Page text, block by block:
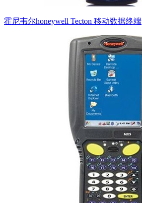
霍尼韦尔honeywell Tecton 移动数据终端